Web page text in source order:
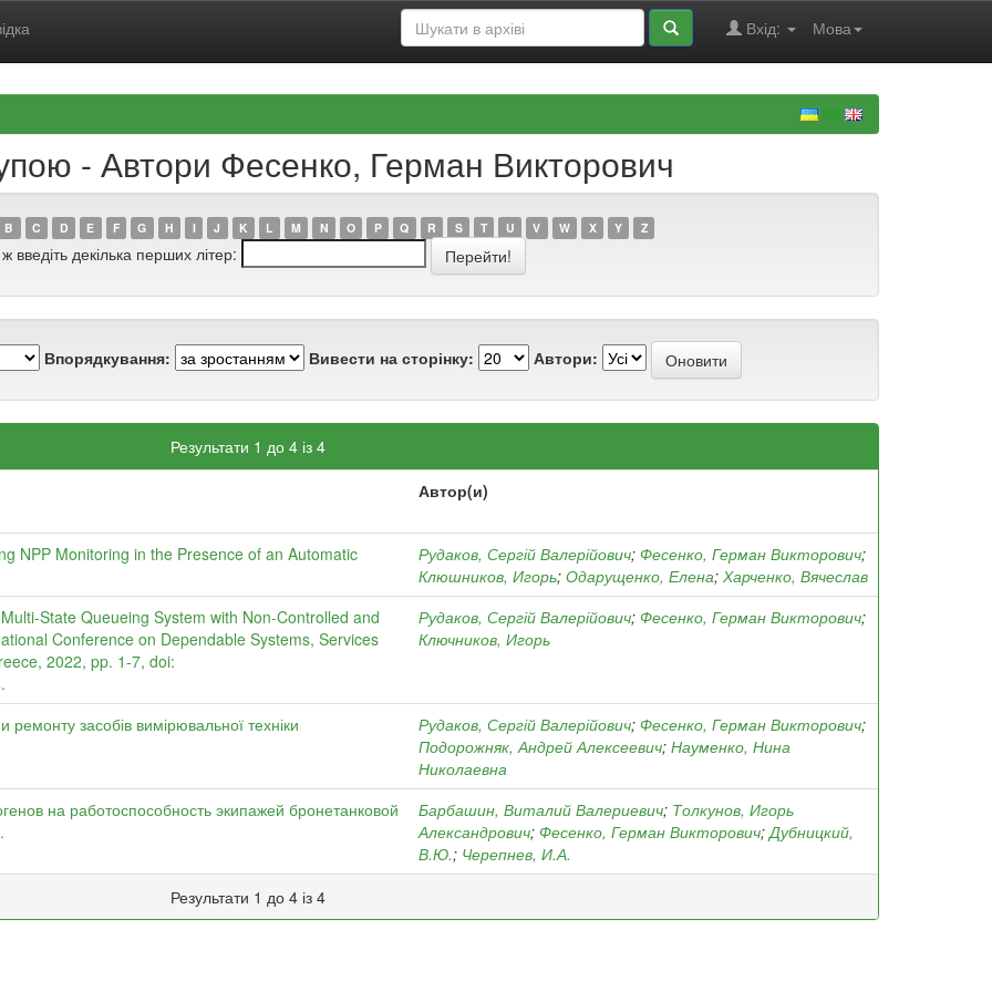
Мова
Вхід:
- Автори Фесенко, Герман Викторович
B C D E F G H I J K L M N O P Q R S T U V W X Y Z
введіть декілька перших літер:
Впорядкування: Вивести на сторінку: Автори:
Результати 1 до 4 із 4
Автор(и)
NPP Monitoring in the Presence of an Automatic
Рудаков, Сергій Валерійович; Фесенко, Герман Викторович;
Клюшников, Игорь; Одарущенко, Елена; Харченко, Вячеслав
State Queueing System with Non-Controlled and
Conference on Dependable Systems, Services
2022, pp. 1-7, doi:
Рудаков, Сергій Валерійович; Фесенко, Герман Викторович;
Ключников, Игорь
засобів вимірювальної техніки Рудаков, Сергій Валерійович; Фесенко, Герман Викторович;
Подорожняк, Андрей Алексеевич; Науменко, Нина
Николаевна
на работоспособность экипажей бронетанковой
Барбашин, Виталий Валериевич; Толкунов, Игорь
Александрович; Фесенко, Герман Викторович;Дубницкий,
В.Ю.; Черепнев, И.А.
Результати 1 до 4 із 4